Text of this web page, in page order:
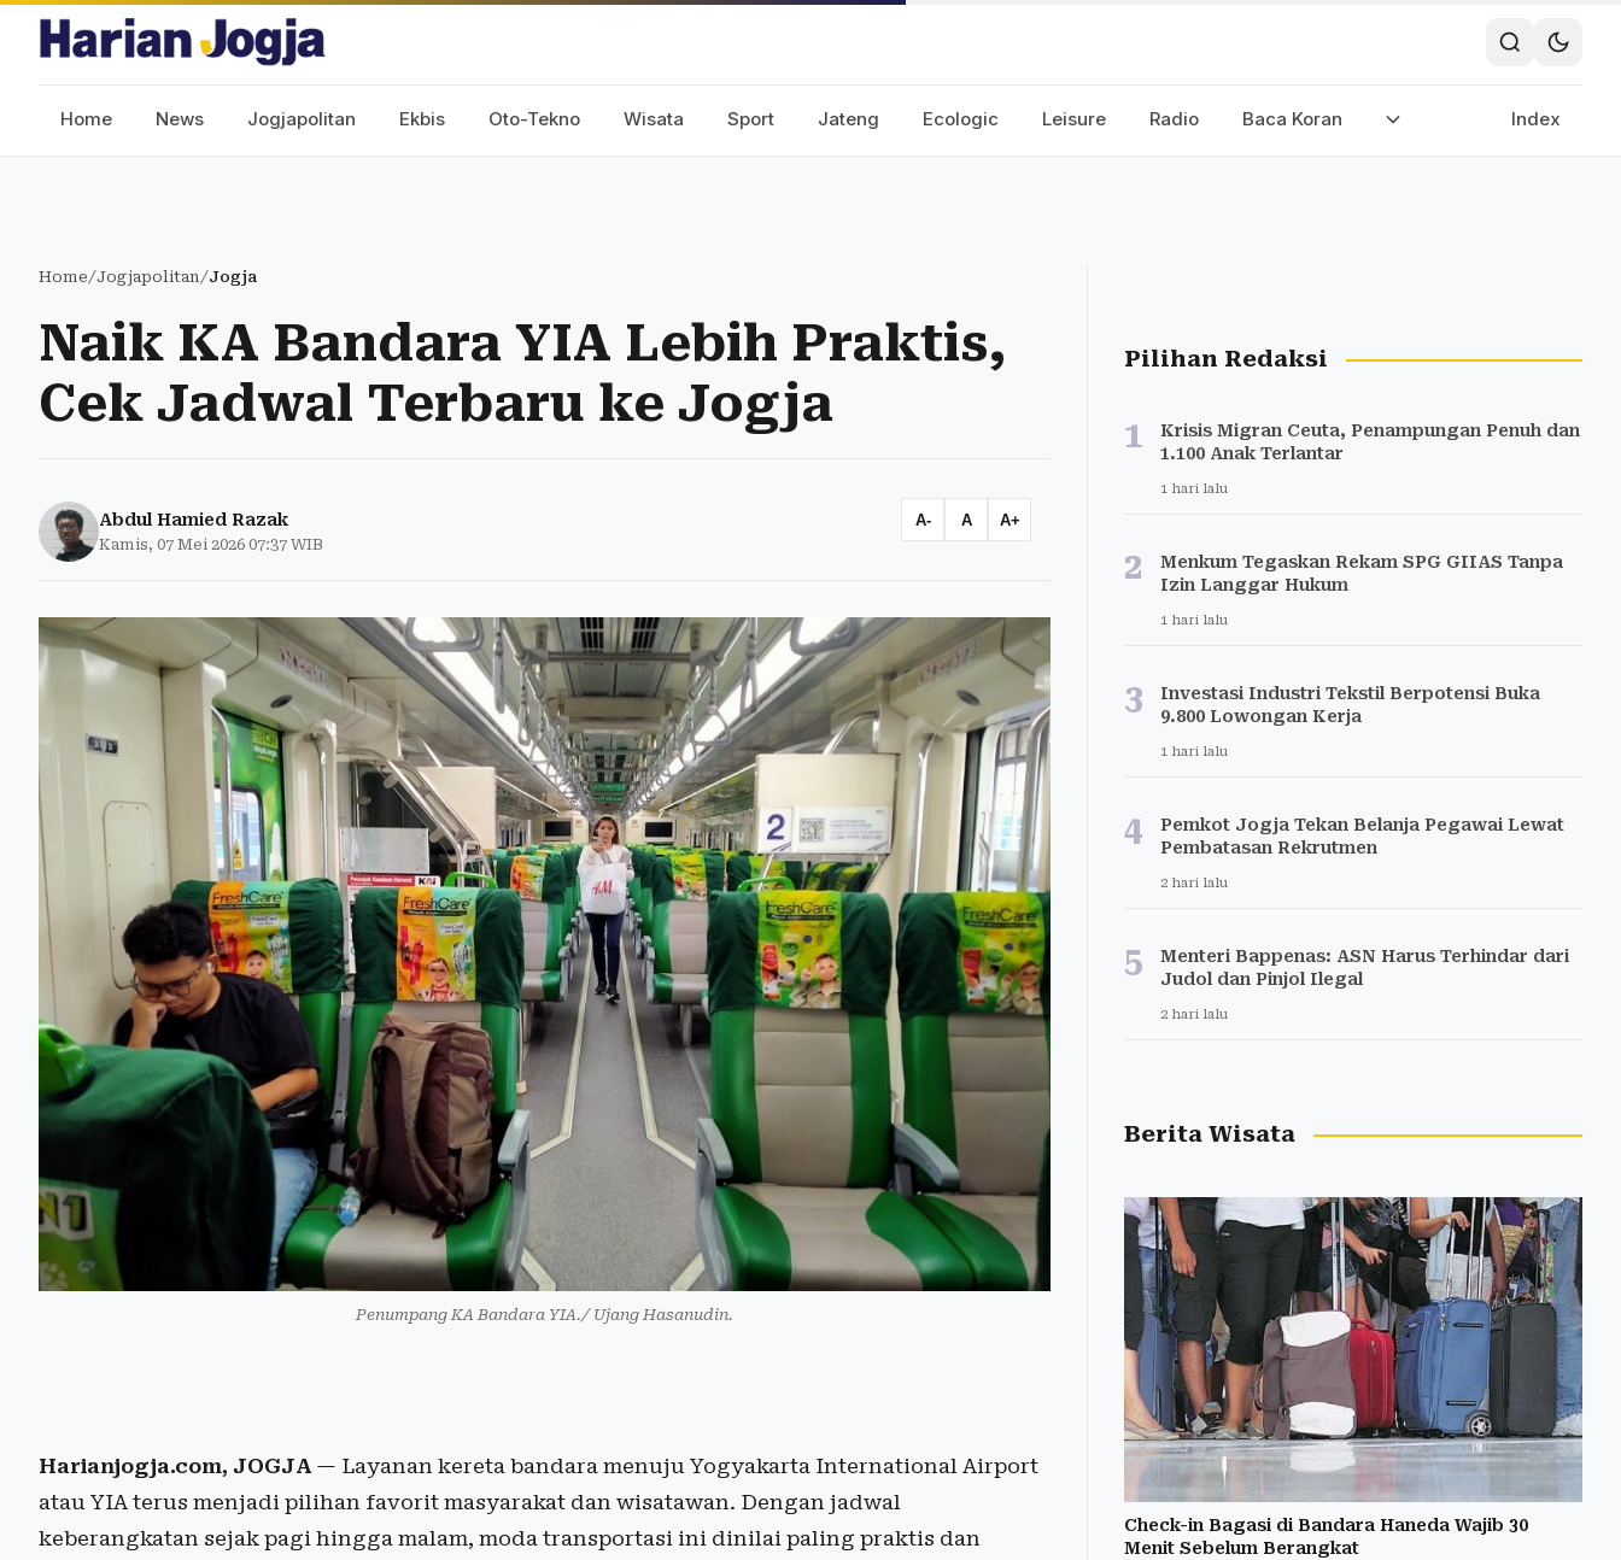
Home News Jogjapolitan Ekbis Oto-Tekno Wisata Sport Jateng Ecologic Leisure Radio Baca Koran Index
Home/Jogjapolitan/Jogja
Naik KA Bandara YIA Lebih Praktis,
Cek Jadwal Terbaru ke Jogja
Abdul Hamied Razak
Kamis, 07 Mei 2026 07:37 WIB
A- A A+
Penumpang KA Bandara YIA./ Ujang Hasanudin.
Harianjogja.com, JOGJA— Layanan kereta bandara menuju Yogyakarta International Airport
atau YIA terus menjadi pilihan favorit masyarakat dan wisatawan. Dengan jadwal
keberangkatan sejak pagi hingga malam, moda transportasi ini dinilai paling praktis dan
Pilihan Redaksi
1
Krisis Migran Ceuta, Penampungan Penuh dan
1.100 Anak Terlantar
1 hari lalu
2
Menkum Tegaskan Rekam SPG GIIAS Tanpa
Izin Langgar Hukum
1 hari lalu
3
Investasi Industri Tekstil Berpotensi Buka
9.800 Lowongan Kerja
1 hari lalu
4
Pemkot Jogja Tekan Belanja Pegawai Lewat
Pembatasan Rekrutmen
2 hari lalu
5
Menteri Bappenas: ASN Harus Terhindar dari
Judol dan Pinjol Ilegal
2 hari lalu
Berita Wisata
Check-in Bagasi di Bandara Haneda Wajib 30
Menit Sebelum Berangkat